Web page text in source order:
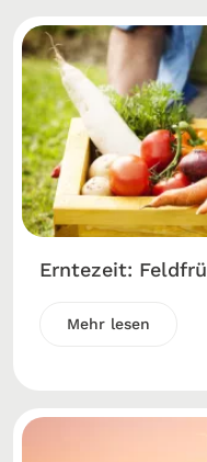
Erntezeit:
Mehr lesen